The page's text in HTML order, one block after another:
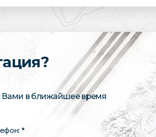
Вами в ближайшее время
*